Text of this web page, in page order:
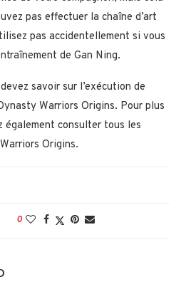
pas effectuer la chaîne d’art
pas accidentellement si vous
de Gan Ning.
savoir sur l’exécution de
Warriors Origins. Pour plus
également consulter tous les
Origins.
0